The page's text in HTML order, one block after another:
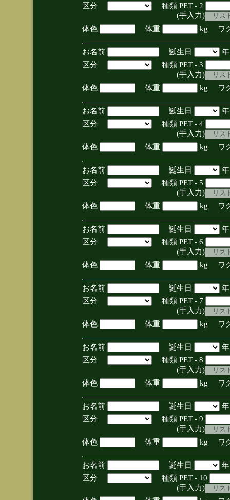
区分
種類 PET - 2
(手入力)
体色
体重 kg ワ
お名前 誕生日
区分
種類 PET - 3
(手入力)
体色
体重 kg ワ
お名前 誕生日
区分
種類 PET - 4
(手入力)
体色
体重 kg ワ
お名前 誕生日
区分
種類 PET - 5
(手入力)
体色
体重 kg ワ
お名前 誕生日
区分
種類 PET - 6
(手入力)
体色
体重 kg ワ
お名前 誕生日
区分
種類 PET - 7
(手入力)
体色
体重 kg ワ
お名前 誕生日
区分
種類 PET - 8
(手入力)
体色
体重 kg ワ
お名前 誕生日
区分
種類 PET - 9
(手入力)
体色
体重 kg ワ
お名前 誕生日
区分
種類 PET - 10
(手入力)